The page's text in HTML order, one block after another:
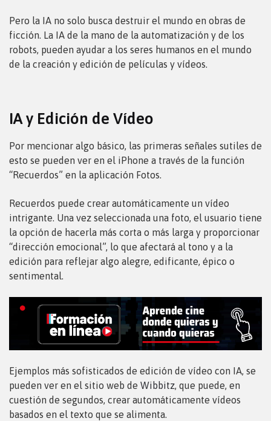
Pero la IA no solo busca destruir el mundo en obras de
ficción. La IA de la mano de la automatización y de los
robots, pueden ayudar a los seres humanos en el mundo
de la creación y edición de películas y vídeos.
IA y Edición de Vídeo
Por mencionar algo básico, las primeras señales sutiles de
esto se pueden ver en el iPhone a través de la función
“Recuerdos” en la aplicación Fotos.
Recuerdos puede crear automáticamente un vídeo
intrigante. Una vez seleccionada una foto, el usuario tiene
la opción de hacerla más corta o más larga y proporcionar
“dirección emocional”, lo que afectará al tono y a la
edición para reflejar algo alegre, edificante, épico o
sentimental.
Ejemplos más sofisticados de edición de vídeo con IA, se
pueden ver en el sitio web de Wibbitz, que puede, en
cuestión de segundos, crear automáticamente vídeos
basados en el texto que se alimenta.